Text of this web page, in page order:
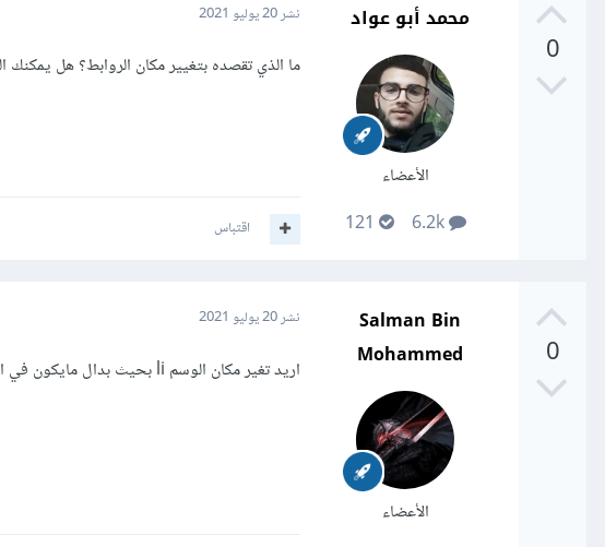
0
محمد أبو عواد
الأعضاء
6.2k
نشر20 يوليو 2021
ما الذي تقصده بتغيير مكان الروابط؟ هل يمكنك
اقتباس
0
Salman Bin
Mohammed
الأعضاء
نشر20 يوليو 2021
اريد تغير مكان الوسم li بحيث بدال مايكون في اليمين يكون في اليسار